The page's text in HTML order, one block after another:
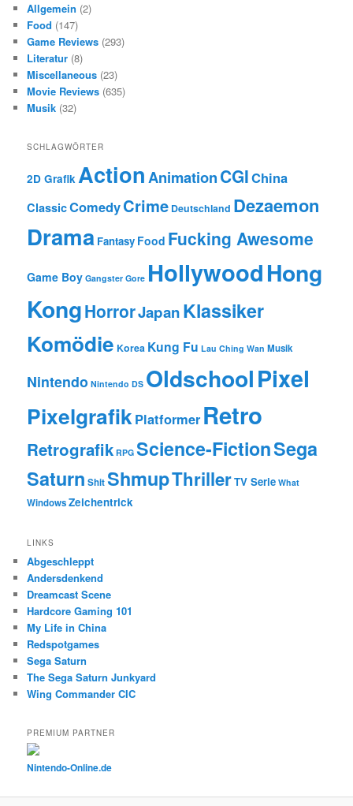
Allgemein (2)
Food (147)
Game Reviews (293)
Literatur (8)
Miscellaneous (23)
Movie Reviews (635)
Musik (32)
SCHLAGWÖRTER
2D GrafikActionAnimationCGIChina
ClassicComedyCrime Deutschland Dezaemon
Drama Fantasy Food Fucking Awesome
Game Boy Gangster Gore HollywoodHong
KongHorrorJapanKlassiker
Komödie Korea Kung Fu Lau Ching Wan Musik
Nintendo Nintendo DS OldschoolPixel
PixelgrafikPlatformer Retro
Retrografik RPG Science-FictionSega
Saturn ShitShmupThrillerTV Serie What
WindowsZeichentrick
LINKS
Abgeschleppt
Andersdenkend
Dreamcast Scene
Hardcore Gaming 101
My Life in China
Redspotgames
Sega Saturn
The Sega Saturn Junkyard
Wing Commander CIC
PREMIUM PARTNER
Nintendo-Online.de